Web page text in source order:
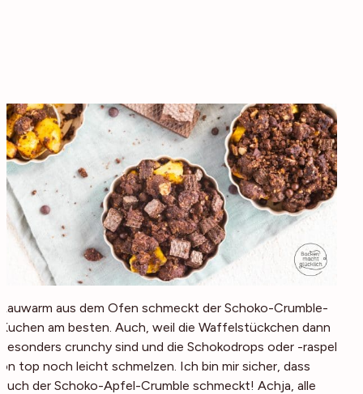
Lauwarm aus dem Ofen schmeckt der Schoko-Crumble-
Kuchen am besten. Auch, weil die Waffelstückchen dann
besonders crunchy sind und die Schokodrops oder -raspel
on top noch leicht schmelzen. Ich bin mir sicher, dass
euch der Schoko-Apfel-Crumble schmeckt! Achja, alle